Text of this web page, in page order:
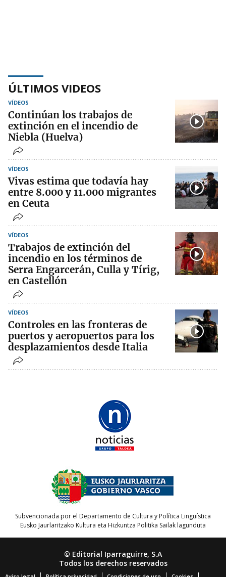
ÚLTIMOS VIDEOS
VÍDEOS
Continúan los trabajos de
extinción en el incendio de
Niebla (Huelva)
VÍDEOS
Vivas estima que todavía hay
entre 8.000 y 11.000 migrantes
en Ceuta
VÍDEOS
Trabajos de extinción del
incendio en los términos de
Serra Engarcerán, Culla y Tírig,
en Castellón
VÍDEOS
Controles en las fronteras de
puertos y aeropuertos para los
desplazamientos desde Italia
Subvencionada por el Departamento de Cultura y Política Lingüística
Eusko Jaurlaritzako Kultura eta Hizkuntza Politika Sailak lagunduta
© Editorial Iparraguirre, S.A
Todos los derechos reservados